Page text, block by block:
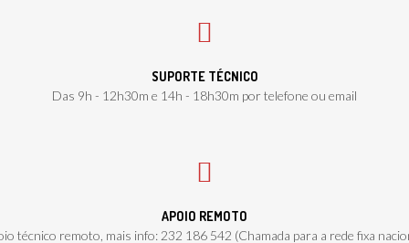
SUPORTE TÉCNICO
Das 9h - 12h30m e 14h - 18h30m por telefone ou email
APOIO REMOTO
técnico remoto, mais info: 232 186 542 (Chamada para a rede fixa